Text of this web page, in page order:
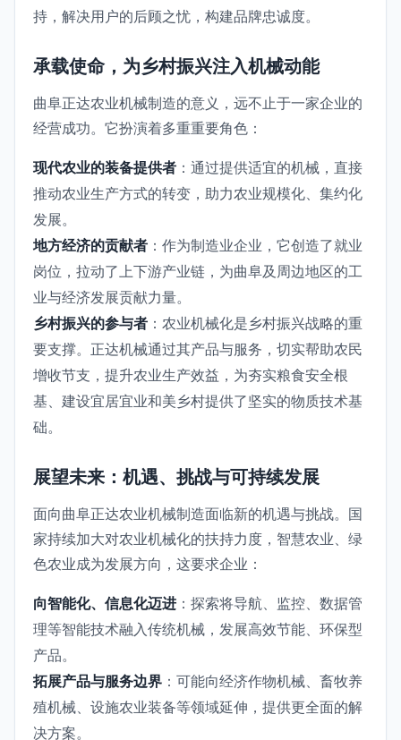
持，解决用户的后顾之忧，构建品牌忠诚度。
承载使命，为乡村振兴注入机械动能
曲阜正达农业机械制造的意义，远不止于一家企业的
经营成功。它扮演着多重重要角色：
现代农业的装备提供者 ：通过提供适宜的机械，直接
推动农业生产方式的转变，助力农业规模化、集约化
发展。
地方经济的贡献者 ：作为制造业企业，它创造了就业
岗位，拉动了上下游产业链，为曲阜及周边地区的工
业与经济发展贡献力量。
乡村振兴的参与者 ：农业机械化是乡村振兴战略的重
要支撑。正达机械通过其产品与服务，切实帮助农民
增收节支，提升农业生产效益，为夯实粮食安全根
基、建设宜居宜业和美乡村提供了坚实的物质技术基
础。
展望未来：机遇、挑战与可持续发展
面向曲阜正达农业机械制造面临新的机遇与挑战。国
家持续加大对农业机械化的扶持力度，智慧农业、绿
色农业成为发展方向，这要求企业：
向智能化、信息化迈进 ：探索将导航、监控、数据管
理等智能技术融入传统机械，发展高效节能、环保型
产品。
拓展产品与服务边界 ：可能向经济作物机械、畜牧养
殖机械、设施农业装备等领域延伸，提供更全面的解
决方案。